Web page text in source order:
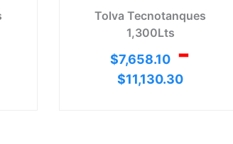
Tolva Tecnotanques
1,300Lts
$7,658.10 -
$11,130.30